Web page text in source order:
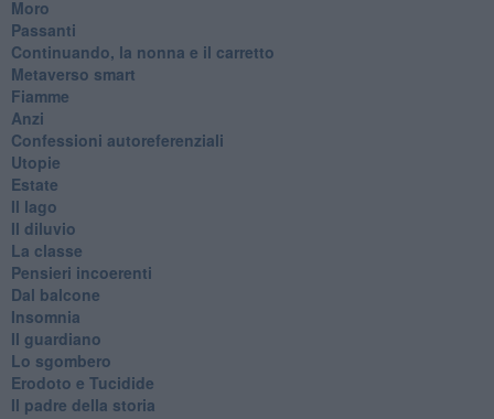
Moro
Passanti
Continuando, la nonna e il carretto
Metaverso smart
Fiamme
Anzi
Confessioni autoreferenziali
Utopie
Estate
Il lago
Il diluvio
La classe
Pensieri incoerenti
Dal balcone
Insomnia
Il guardiano
Lo sgombero
Erodoto e Tucidide
Il padre della storia